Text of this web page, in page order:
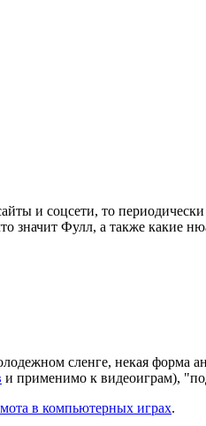
и соцсети, то
значит Фулл, а также какие
сленге, некая форма
и применимо к видеоиграм),
в компьютерных играх.